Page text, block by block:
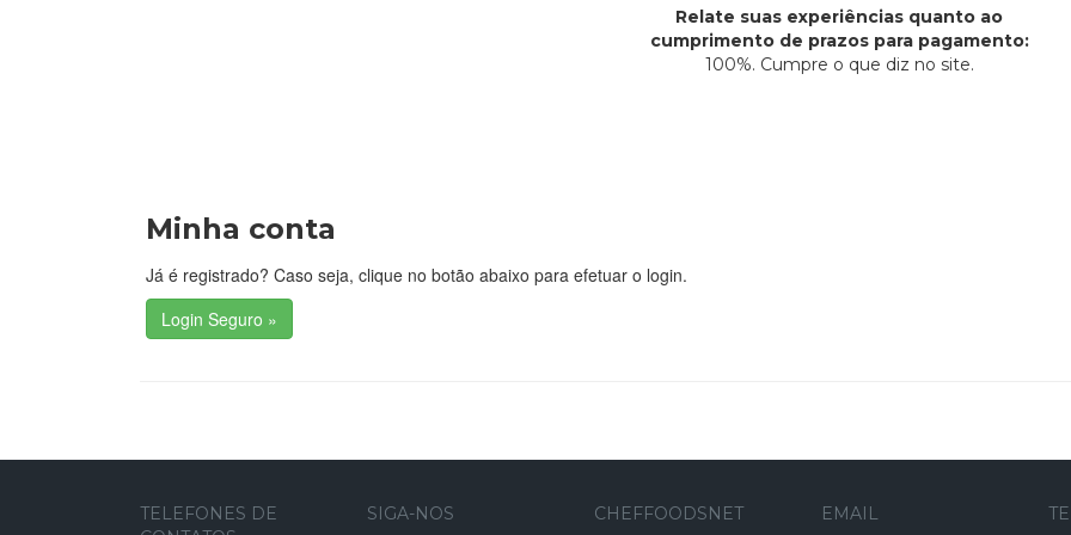
Relate suas experiências quanto ao
cumprimento de prazos para pagamento:
100%. Cumpre o que diz no site.
Minha conta
Já é registrado? Caso seja, clique no botão abaixo para efetuar o login.
TELEFONES DE
SIGA-NOS CHEFFOODSNET EMAIL